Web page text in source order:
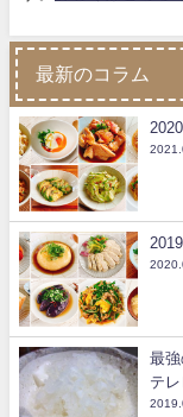
最新のコラム
最
テ